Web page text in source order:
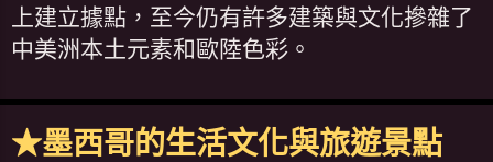
上建立據點，至今仍有許多建築與文化摻雜了
中美洲本土元素和歐陸色彩。
★墨西哥的生活文化與旅遊景點